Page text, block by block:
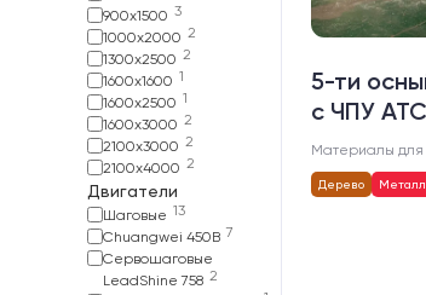
900х1500 3
1000х2000 2
1300х2500 2
1600х1600 1
1600х2500 1
1600х3000 2
2100х3000 2
2100х4000 2
Двигатели
Шаговые 13
Chuangwei 450B 7
Сервошаговые
LeadShine 758 2
5-ти
с ЧПУ АТС
Материалы для
Дерево Металл